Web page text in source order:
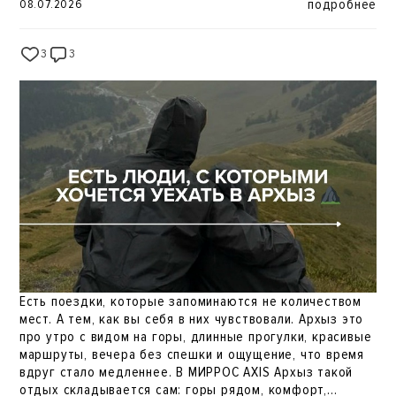
08.07.2026 подробнее
завершением насыщенного дня и помогают по-
работает ежедневно с 09:30 до 21:30. Посещение
проходит по двухчасовым сеансам, поэтому каждый
гость может насладиться отдыхом в комфортной и
спокойной обстановке. Иногда лучший план на день это
позволить себе остановиться, вдохнуть горный воздух
и просто наслаждаться моментом. Ждём вас в SPA-
центре AXIS
3 3
Есть поездки, которые запоминаются не количеством
мест. А тем, как вы себя в них чувствовали. Архыз это
про утро с видом на горы, длинные прогулки, красивые
маршруты, вечера без спешки и ощущение, что время
вдруг стало медленнее. В МИРРОС AXIS Архыз такой
отдых складывается сам: горы рядом, комфорт,